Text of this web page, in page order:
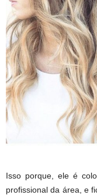
Isso porque, ele é
profissional da área, e